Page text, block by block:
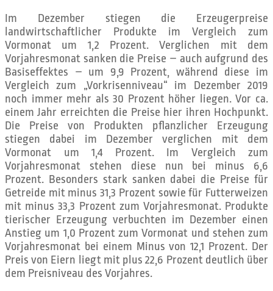
Im Dezember stiegen die Erzeugerpreise
landwirtschaftlicher Produkte im Vergleich zum
Vormonat um 1,2 Prozent. Verglichen mit dem
Vorjahresmonat sanken die Preise – auch aufgrund des
Basiseffektes – um 9,9 Prozent, während diese im
Vergleich zum „Vorkrisenniveau“ im Dezember 2019
noch immer mehr als 30 Prozent höher liegen. Vor ca.
einem Jahr erreichten die Preise hier ihren Hochpunkt.
Die Preise von Produkten pflanzlicher Erzeugung
stiegen dabei im Dezember verglichen mit dem
Vormonat um 1,4 Prozent. Im Vergleich zum
Vorjahresmonat stehen diese nun bei minus 6,6
Prozent. Besonders stark sanken dabei die Preise für
Getreide mit minus 31,3 Prozent sowie für Futterweizen
mit minus 33,3 Prozent zum Vorjahresmonat. Produkte
tierischer Erzeugung verbuchten im Dezember einen
Anstieg um 1,0 Prozent zum Vormonat und stehen zum
Vorjahresmonat bei einem Minus von 12,1 Prozent. Der
Preis von Eiern liegt mit plus 22,6 Prozent deutlich über
dem Preisniveau des Vorjahres.